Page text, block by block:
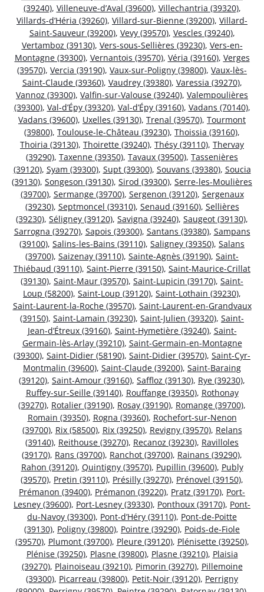
(39240), Villeneuve-d’Aval (39600), Villechantria (39320),
Villards-d’Héria (39260), Villard-sur-Bienne (39200), Villard-
Saint-Sauveur (39200), Vevy (39570), Vescles (39240),
Vertamboz (39130), Vers-sous-Sellières (39230), Vers-en-
Montagne (39300), Vernantois (39570), Véria (39160), Verges
(39570), Vercia (39190), Vaux-sur-Poligny (39800), Vaux-lès-
Saint-Claude (39360), Vaudrey (39380), Varessia (39270),
Vannoz (39300), Valfin-sur-Valouse (39240), Valempoulières
(39300), Val-d’Épy (39320), Val-d’Épy (39160), Vadans (70140),
Vadans (39600), Uxelles (39130), Trenal (39570), Tourmont
(39800), Toulouse-le-Château (39230), Thoissia (39160),
Thoiria (39130), Thoirette (39240), Thésy (39110), Thervay
(39290), Taxenne (39350), Tavaux (39500), Tassenières
(39120), Syam (39300), Supt (39300), Souvans (39380), Soucia
(39130), Songeson (39130), Sirod (39300), Serre-les-Moulières
(39700), Sermange (39700), Sergenon (39120), Sergenaux
(39230), Septmoncel (39310), Senaud (39160), Sellières
(39230), Séligney (39120), Savigna (39240), Saugeot (39130),
Sarrogna (39270), Sapois (39300), Santans (39380), Sampans
(39100), Salins-les-Bains (39110), Saligney (39350), Salans
(39700), Saizenay (39110), Sainte-Agnès (39190), Saint-
Thiébaud (39110), Saint-Pierre (39150), Saint-Maurice-Crillat
(39130), Saint-Maur (39570), Saint-Lupicin (39170), Saint-
Loup (58200), Saint-Loup (39120), Saint-Lothain (39230),
Saint-Laurent-la-Roche (39570), Saint-Laurent-en-Grandvaux
(39150), Saint-Lamain (39230), Saint-Julien (39320), Saint-
Jean-d’Étreux (39160), Saint-Hymetière (39240), Saint-
Germain-lès-Arlay (39210), Saint-Germain-en-Montagne
(39300), Saint-Didier (58190), Saint-Didier (39570), Saint-Cyr-
Montmalin (39600), Saint-Claude (39200), Saint-Baraing
(39120), Saint-Amour (39160), Saffloz (39130), Rye (39230),
Ruffey-sur-Seille (39140), Rouffange (39350), Rothonay
(39270), Rotalier (39190), Rosay (39190), Romange (39700),
Romain (39350), Rogna (39360), Rochefort-sur-Nenon
(39700), Rix (58500), Rix (39250), Revigny (39570), Relans
(39140), Reithouse (39270), Recanoz (39230), Ravilloles
(39170), Rans (39700), Ranchot (39700), Rainans (39290),
Rahon (39120), Quintigny (39570), Pupillin (39600), Publy
(39570), Pretin (39110), Présilly (39270), Prénovel (39150),
Prémanon (39400), Prémanon (39220), Pratz (39170), Port-
Lesney (39600), Port-Lesney (39330), Ponthoux (39170), Pont-
du-Navoy (39300), Pont-d’Héry (39110), Pont-de-Poitte
(39130), Poligny (39800), Pointre (39290), Poids-de-Fiole
(39570), Plumont (39700), Pleure (39120), Plénisette (39250),
Plénise (39250), Plasne (39800), Plasne (39210), Plaisia
(39270), Plainoiseau (39210), Pimorin (39270), Pillemoine
(39300), Picarreau (39800), Petit-Noir (39120), Perrigny